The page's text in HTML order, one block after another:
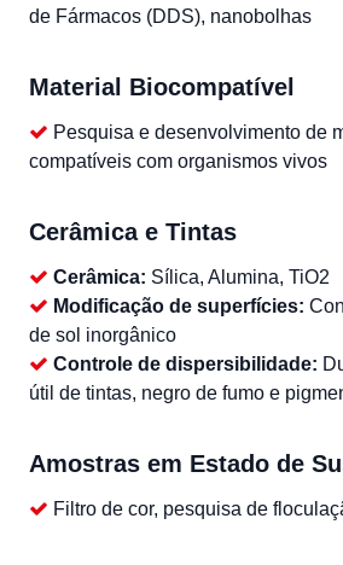
de Fármacos (DDS), nanobolhas
Material Biocompatível
Pesquisa e desenvolvimento de
compatíveis com organismos vivos
Cerâmica e Tintas
Cerâmica: Sílica, Alumina, TiO2
Modificação de superfícies:
de sol inorgânico
Controle de dispersibilidade:
útil de tintas, negro de fumo e
Amostras em Estado de
Filtro de cor, pesquisa de